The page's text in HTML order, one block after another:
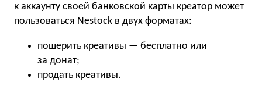
к аккаунту своей банковской карты креатор может
пользоваться Nestock в двух форматах:
пошерить креативы — бесплатно или
за донат;
продать креативы.